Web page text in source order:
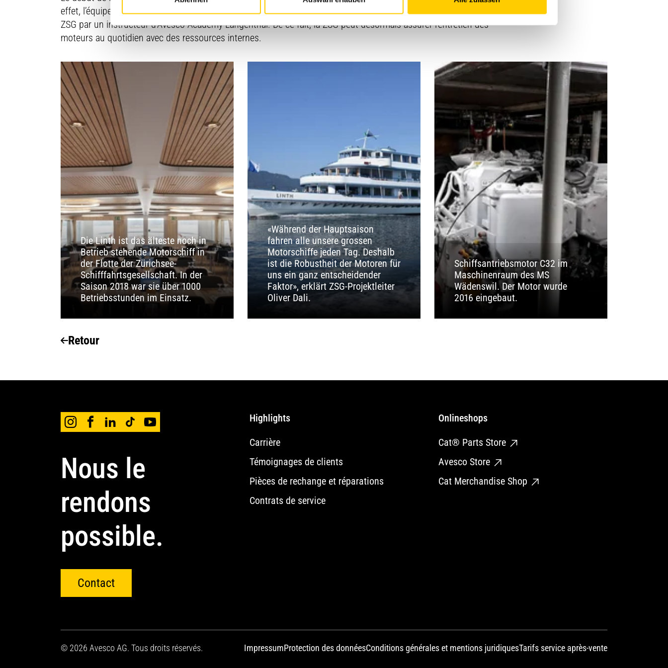
effet, l’équipe de service de la Compagnie de navigation avait été formée durant deux jours au chantier naval de la
ZSG par un instructeur d’Avesco Academy Langenthal. De ce fait, la ZSG peut désormais assurer l’entretien des
moteurs au quotidien avec des ressources internes.
Die Linth ist das älteste noch in
Betrieb stehende Motorschiff in
der Flotte der Zürichsee-
Schifffahrtsgesellschaft. In der
Saison 2018 war sie über 1000
Betriebsstunden im Einsatz.
«Während der Hauptsaison
fahren alle unsere grossen
Motorschiffe jeden Tag. Deshalb
ist die Robustheit der Motoren für
uns ein ganz entscheidender
Faktor», erklärt ZSG-Projektleiter
Oliver Dali.
Schiffsantriebsmotor C32 im
Maschinenraum des MS
Wädenswil. Der Motor wurde
2016 eingebaut.
Retour
Nous le
rendons
possible.
Contact
Highlights
Carrière
Témoignages de clients
Pièces de rechange et réparations
Contrats de service
Onlineshops
Cat® Parts Store
Avesco Store
Cat Merchandise Shop
ImpressumProtection des donnéesConditions générales et mentions juridiquesTarifs service après-vente
© 2026 Avesco AG. Tous droits réservés.